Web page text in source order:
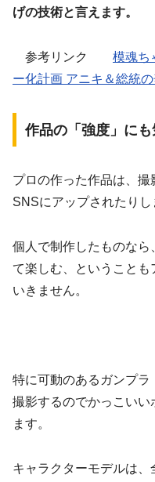
げの技術と言えます。
参考リンク 模魂ち
ー化計画 アニキ＆総統
作品の「強度」に
プロの作った作品は、撮
SNSにアップされたりし
個人で制作したものなら
て楽しむ、ということ
いきません。
特に可動のあるガンプ
撮影するのでかっこいい
ます。
キャラクターモデルは、